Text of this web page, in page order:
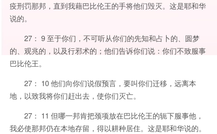
疫刑罚那邦，直到我藉巴比伦王的手将他们毁灭。这是耶和华
说的。
27： 9 至于你们，不可听从你们的先知和占卜的、圆梦
的、观兆的，以及行邪术的；他们告诉你们说：你们不致服事
巴比伦王。
27： 10 他们向你们说假预言，要叫你们迁移，远离本
地，以致我将你们赶出去，使你们灭亡。
27： 11 但哪一邦肯把颈项放在巴比伦王的轭下服事他，
我必使那邦仍在本地存留，得以耕种居住。这是耶和华说的。